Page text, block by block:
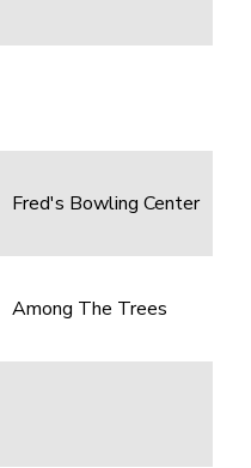
Fred's Bowling Center
Among The Trees